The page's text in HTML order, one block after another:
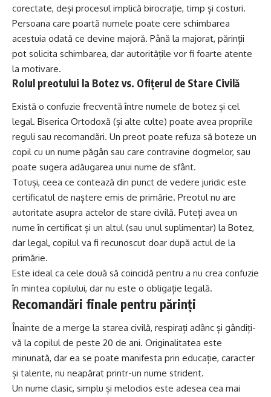
corectate, deși procesul implică birocrație, timp și costuri.
Persoana care poartă numele poate cere schimbarea
acestuia odată ce devine majoră. Până la majorat, părinții
pot solicita schimbarea, dar autoritățile vor fi foarte atente
la motivare.
Rolul preotului la Botez vs. Ofițerul de Stare Civilă
Există o confuzie frecventă între numele de botez și cel
legal. Biserica Ortodoxă (și alte culte) poate avea propriile
reguli sau recomandări. Un preot poate refuza să boteze un
copil cu un nume păgân sau care contravine dogmelor, sau
poate sugera adăugarea unui nume de sfânt.
Totuși, ceea ce contează din punct de vedere juridic este
certificatul de naștere emis de primărie. Preotul nu are
autoritate asupra actelor de stare civilă. Puteți avea un
nume în certificat și un altul (sau unul suplimentar) la Botez,
dar legal, copilul va fi recunoscut doar după actul de la
primărie.
Este ideal ca cele două să coincidă pentru a nu crea confuzie
în mintea copilului, dar nu este o obligație legală.
Recomandări finale pentru părinți
Înainte de a merge la starea civilă, respirați adânc și gândiți-
vă la copilul de peste 20 de ani. Originalitatea este
minunată, dar ea se poate manifesta prin educație, caracter
și talente, nu neapărat printr-un nume strident.
Un nume clasic, simplu și melodios este adesea cea mai